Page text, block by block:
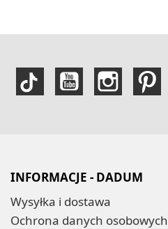
INFORMACJE - DADUM
Wysyłka i dostawa
Ochrona danych osobowych